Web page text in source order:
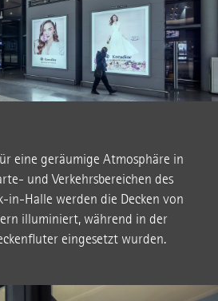
eine geräumige Atmosphäre in
und Verkehrsbereichen des
in-Halle werden die Decken von
illuminiert, während in der
eingesetzt wurden.